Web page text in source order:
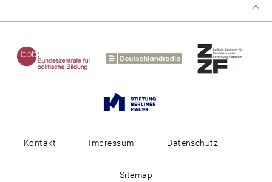
Kontakt Impressum Datenschutz
Sitemap